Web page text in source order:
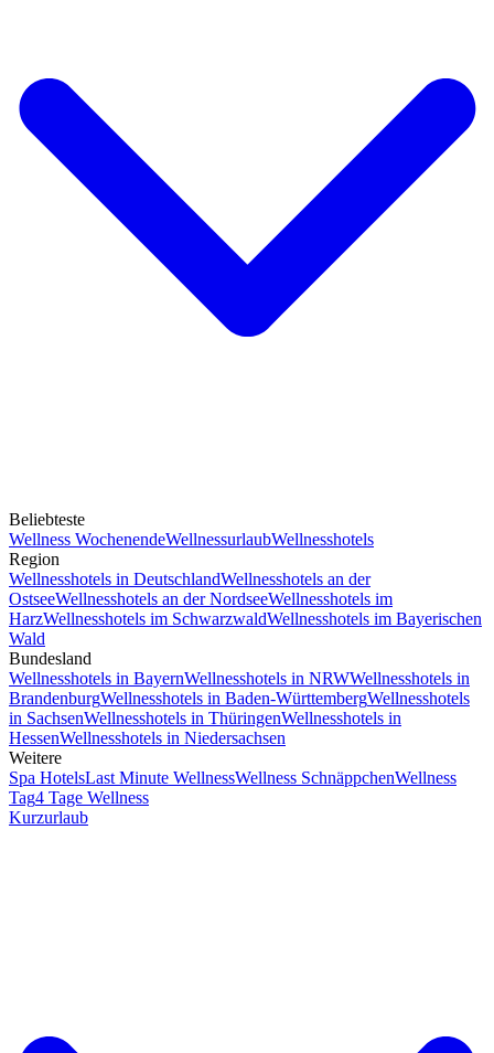
Beliebteste
Wellness WochenendeWellnessurlaubWellnesshotels
Region
Wellnesshotels in DeutschlandWellnesshotels an der
OstseeWellnesshotels an der NordseeWellnesshotels im
HarzWellnesshotels im SchwarzwaldWellnesshotels im Bayerischen
Wald
Bundesland
Wellnesshotels in BayernWellnesshotels in NRWWellnesshotels in
BrandenburgWellnesshotels in Baden-WürttembergWellnesshotels
in SachsenWellnesshotels in ThüringenWellnesshotels in
HessenWellnesshotels in Niedersachsen
Weitere
Spa HotelsLast Minute WellnessWellness SchnäppchenWellness
Tag4 Tage Wellness
Kurzurlaub